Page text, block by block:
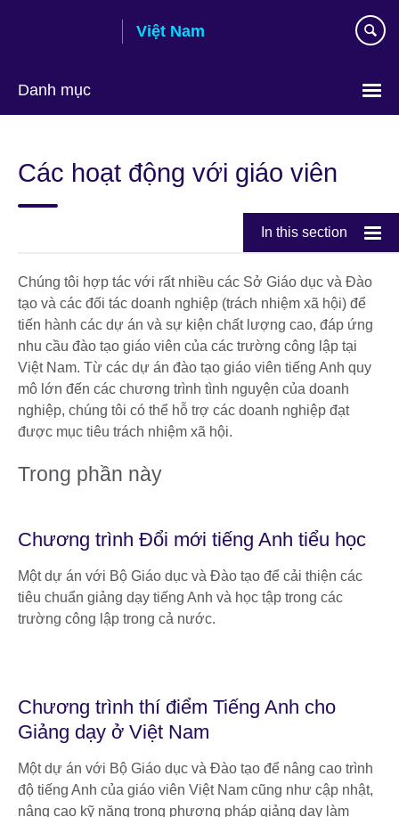
Việt Nam
Danh mục
language
Các hoạt động với giáo viên
In this section
Chúng tôi hợp tác với rất nhiều các Sở Giáo dục và Đào
tạo và các đối tác doanh nghiệp (trách nhiệm xã hội) để
tiến hành các dự án và sự kiện chất lượng cao, đáp ứng
nhu cầu đào tạo giáo viên của các trường công lập tại
Việt Nam. Từ các dự án đào tạo giáo viên tiếng Anh quy
mô lớn đến các chương trình tình nguyện của doanh
nghiệp, chúng tôi có thể hỗ trợ các doanh nghiệp đạt
được mục tiêu trách nhiệm xã hội.
Trong phần này
Chương trình Đổi mới tiếng Anh tiểu học
Một dự án với Bộ Giáo dục và Đào tạo để cải thiện các
tiêu chuẩn giảng dạy tiếng Anh và học tập trong các
trường công lập trong cả nước.
Chương trình thí điểm Tiếng Anh cho
Giảng dạy ở Việt Nam
Một dự án với Bộ Giáo dục và Đào tạo để nâng cao trình
độ tiếng Anh của giáo viên Việt Nam cũng như cập nhật,
nâng cao kỹ năng trong phương pháp giảng dạy làm